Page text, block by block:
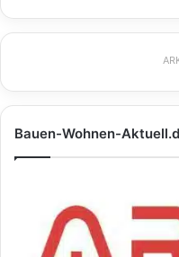
Bauen-Wohnen-